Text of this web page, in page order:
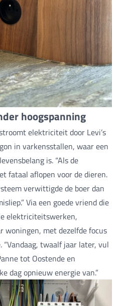
hoogspanning
elektriciteit door Levi’s
in varkensstallen, waar een
is. “Als de
fataal aflopen voor de dieren.
verwittigde de boer dan
Via een goede vriend die
elektriciteitswerken,
woningen, met dezelfde focus
“Vandaag, twaalf jaar later, vul
tot Oostende en
dag opnieuw energie van.”